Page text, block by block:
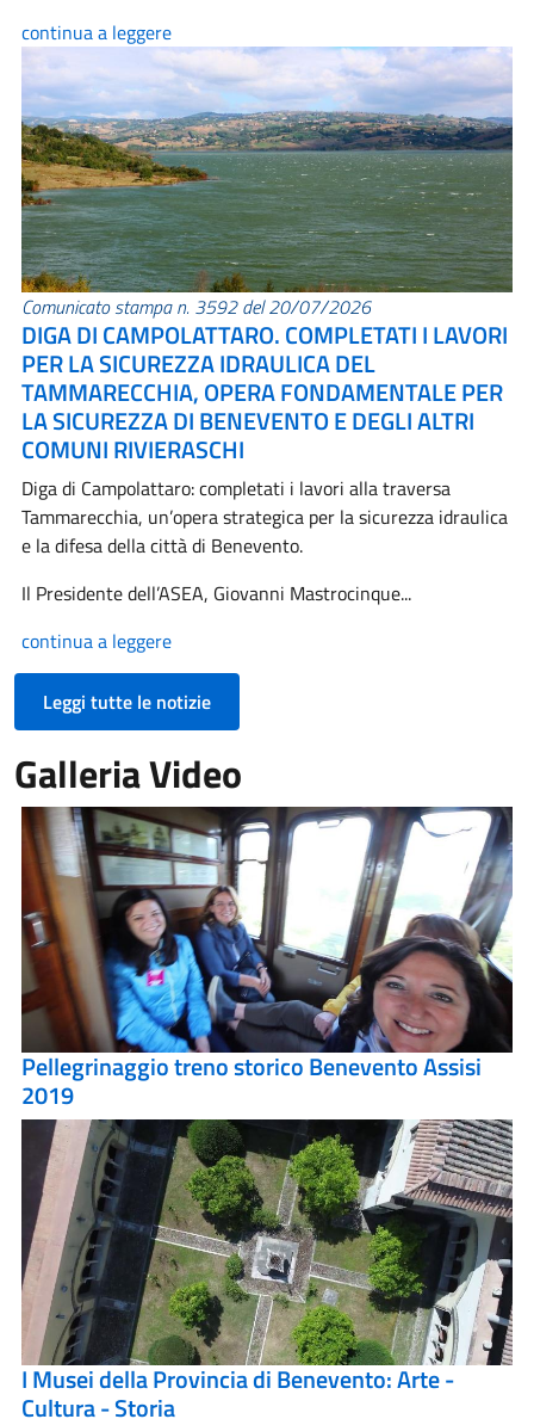
continua a leggere
Comunicato stampa n. 3592 del 20/07/2026
DIGA DI CAMPOLATTARO. COMPLETATI I LAVORI
PER LA SICUREZZA IDRAULICA DEL
TAMMARECCHIA, OPERA FONDAMENTALE PER
LA SICUREZZA DI BENEVENTO E DEGLI ALTRI
COMUNI RIVIERASCHI
Diga di Campolattaro: completati i lavori alla traversa
Tammarecchia, un’opera strategica per la sicurezza idraulica
e la difesa della città di Benevento.
Il Presidente dell’ASEA, Giovanni Mastrocinque...
continua a leggere
Leggi tutte le notizie
Galleria Video
Pellegrinaggio treno storico Benevento Assisi
2019
I Musei della Provincia di Benevento: Arte -
Cultura - Storia